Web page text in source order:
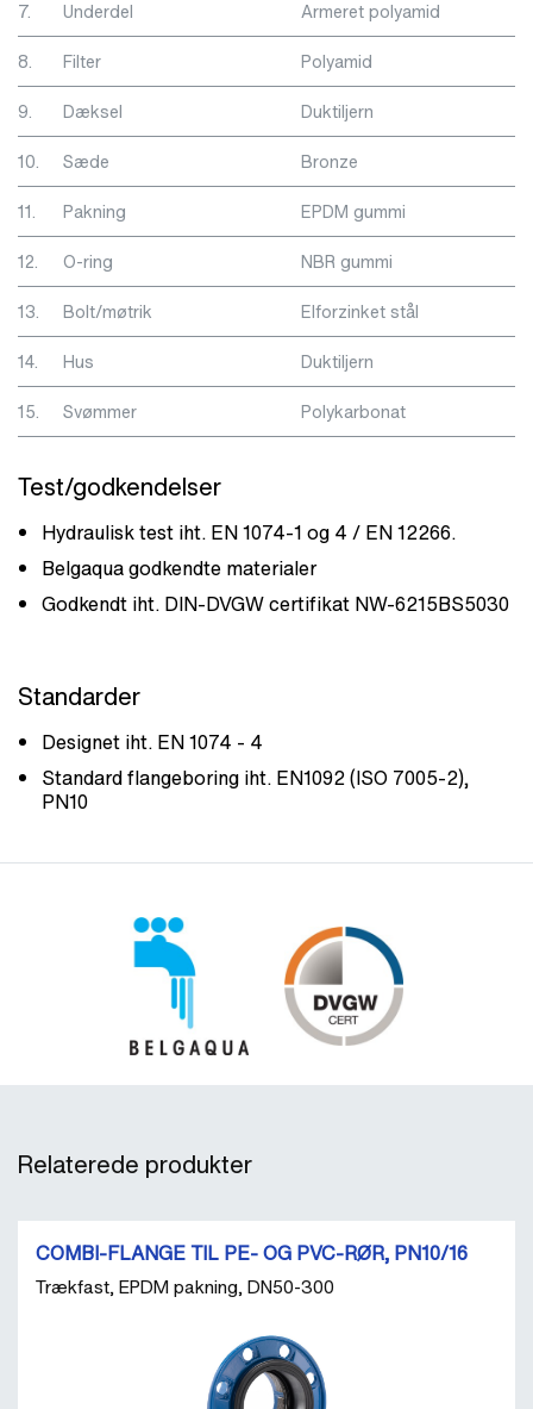
7. Underdel
Armeret polyamid
8.
Filter
Polyamid
9.
Dæksel
Duktiljern
10.
Sæde
Bronze
11.
Pakning
EPDM gummi
12.
O-ring
NBR gummi
13.
Bolt/møtrik
Elforzinket stål
14.
Hus
Duktiljern
15.
Svømmer Polykarbonat
Test/godkendelser
Hydraulisk test iht. EN 1074-1 og 4 / EN 12266.
Belgaqua godkendte materialer
Godkendt iht. DIN-DVGW certifikat NW-6215BS5030
Standarder
Designet iht. EN 1074 - 4
Standard flangeboring iht. EN1092 (ISO 7005-2),
PN10
Relaterede produkter
COMBI-FLANGE TIL PE- OG PVC-RØR, PN10/16
Trækfast, EPDM pakning, DN50-300